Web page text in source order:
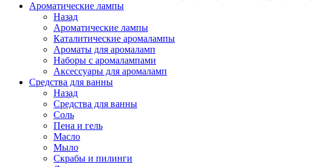
Ароматические лампы
Назад
Ароматические лампы
Каталитические аромалампы
Ароматы для аромаламп
Наборы с аромалампами
Аксессуары для аромаламп
Средства для ванны
Назад
Средства для ванны
Соль
Пена и гель
Масло
Мыло
Скрабы и пилинги